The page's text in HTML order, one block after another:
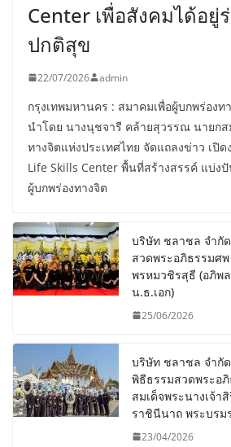
Center เพื่อสังคมได้อยู่
ปกติสุข
22/07/2026 admin
กรุงเทพมหานคร : สมาคมเพื่อผู้บกพร่องท
นำโดย นางนุชจารี คล้ายสุวรรณ นายกส
ทางจิตแห่งประเทศไทย จัดแถลงข่าว เปิ
Life Skills Center พื้นที่สร้างสรรค์ แบ่ง
ผู้บกพร่องทางจิต
บริษัท ชลาชล จำกั
สวดพระอภิธรรมศ
พรหมวชิรสุธี (อภิพ
น.ธ.เอก)
25/06/2026
บริษัท ชลาชล จำกั
พิธีธรรมสวดพระอ
สมเด็จพระนางเจ้า
ราชินีนาถ พระบร
23/04/2026